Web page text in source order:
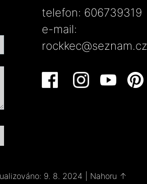
telefon: 606739319
e-mail:
rockkec@seznam.cz
9. 8. 2024 Nahoru ↑